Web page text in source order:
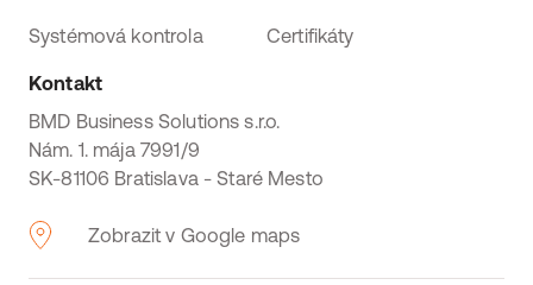
Systémová kontrola Certifikáty
Kontakt
BMD Business Solutions s.r.o.
Nám. 1. mája 7991/9
SK-81106 Bratislava - Staré Mesto
Zobrazit v Google maps